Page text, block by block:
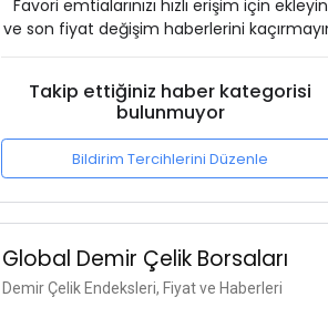
Favori emtialarınızı hızlı erişim için ekleyin
ve son fiyat değişim haberlerini
Takip ettiğiniz haber kategorisi
bulunmuyor
Bildirim Tercihlerini Düzenle
Global Demir Çelik Borsaları
Demir Çelik Endeksleri, Fiyat ve Haberleri